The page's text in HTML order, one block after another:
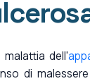
malattia dell'
di